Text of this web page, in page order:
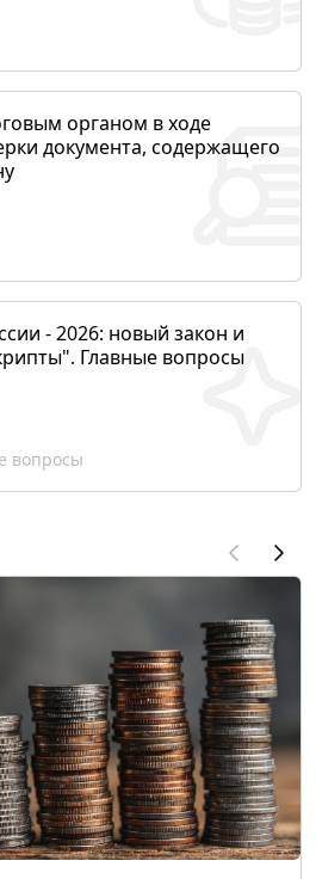
органом в ходе
документа, содержащего
- 2026: новый закон и
Главные вопросы
вопросы